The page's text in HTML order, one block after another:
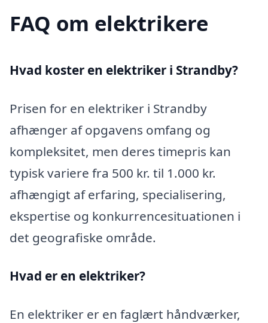
FAQ om elektrikere
Hvad koster en elektriker i Strandby?
Prisen for en elektriker i Strandby
afhænger af opgavens omfang og
kompleksitet, men deres timepris kan
typisk variere fra 500 kr. til 1.000 kr.
afhængigt af erfaring, specialisering,
ekspertise og konkurrencesituationen i
det geografiske område.
Hvad er en elektriker?
En elektriker er en faglært håndværker,